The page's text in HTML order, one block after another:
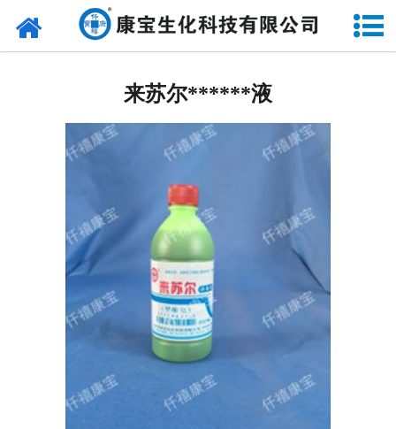
网站首页
碘酊系列
来苏尔系列
双氧水系列
甲紫******液系列
戊二醛******液系列
来苏尔******液